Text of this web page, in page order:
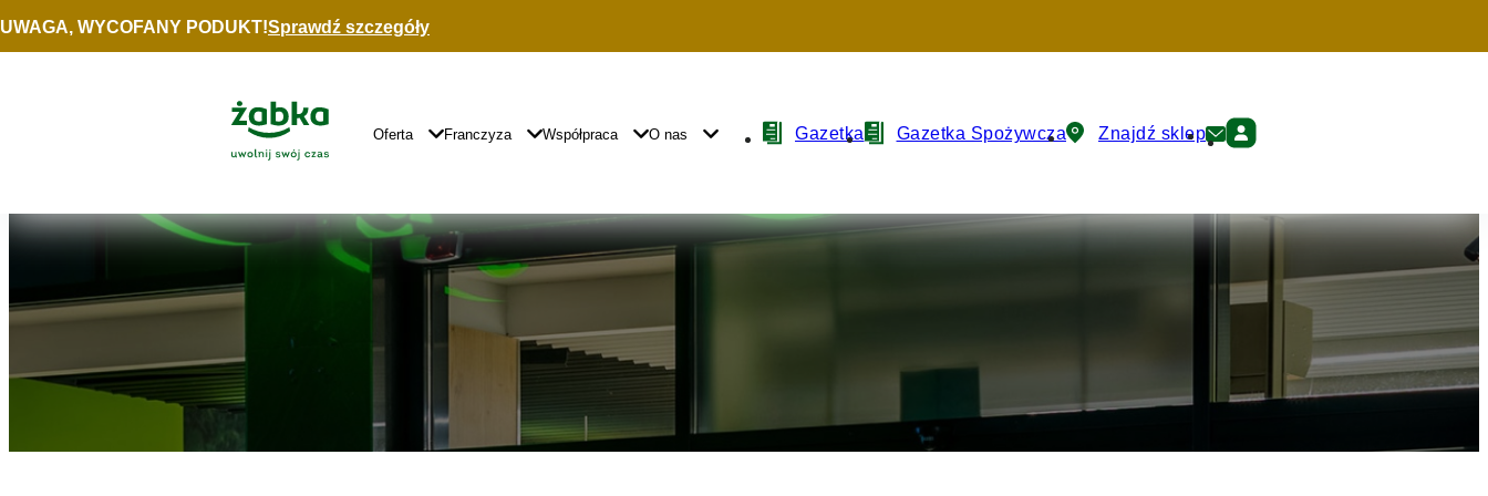
Idź do treści
UWAGA, WYCOFANY PODUKT!Sprawdź szczegóły
Główne
Logo
Główna
Nawigacja
Oferta Franczyza Współpraca O nas
NawigacjaGazetka Gazetka Spożywcza Znajdź sklep